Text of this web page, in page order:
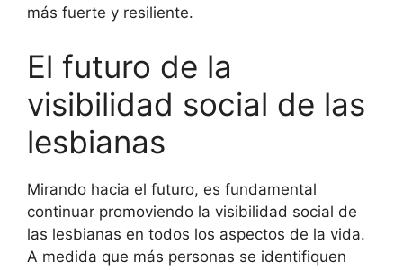
más fuerte y resiliente.
El futuro de la
visibilidad social de las
lesbianas
Mirando hacia el futuro, es fundamental
continuar promoviendo la visibilidad social de
las lesbianas en todos los aspectos de la vida.
A medida que más personas se identifiquen